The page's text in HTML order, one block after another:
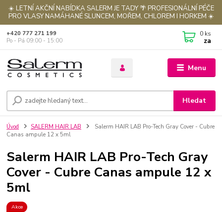
☀️ LETNÍ AKČNÍ NABÍDKA SALERM JE TADY 🌴 PROFESIONÁLNÍ PÉČE
PRO VLASY NAMÁHANÉ SLUNCEM, MOŘEM, CHLOREM I HORKEM ☀️
Menu
Hledat
+420 777 271 199
Po - Pá 09:00 - 15:00
0 ks
za
Úvod SALERM HAIR LAB
Salerm HAIR LAB Pro-Tech Gray Cover - Cubre
Canas ampule 12 x 5ml
Salerm HAIR LAB Pro-Tech Gray
Cover - Cubre Canas ampule 12 x
5ml
Akce